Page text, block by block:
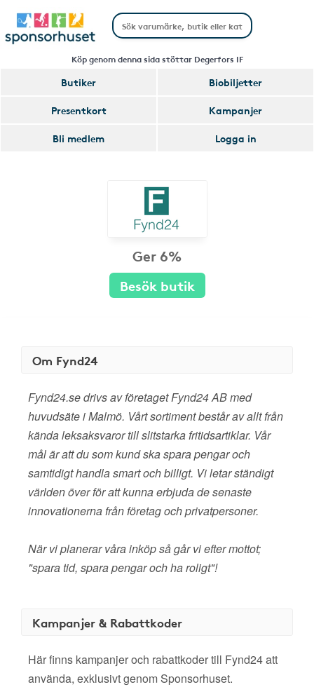
Köp genom denna sida stöttar Degerfors IF
Butiker
Biobiljetter
Presentkort
Kampanjer
Bli medlem
Logga in
Ger 6%
Besök butik
Om Fynd24
Fynd24.se drivs av företaget Fynd24 AB med
huvudsäte i Malmö. Vårt sortiment består av allt från
kända leksaksvaror till slitstarka fritidsartiklar. Vår
mål är att du som kund ska spara pengar och
samtidigt handla smart och billigt. Vi letar ständigt
världen över för att kunna erbjuda de senaste
innovationerna från företag och privatpersoner.
När vi planerar våra inköp så går vi efter mottot;
"spara tid, spara pengar och ha roligt"!
Kampanjer & Rabattkoder
Här finns kampanjer och rabattkoder till Fynd24 att
använda, exklusivt genom Sponsorhuset.